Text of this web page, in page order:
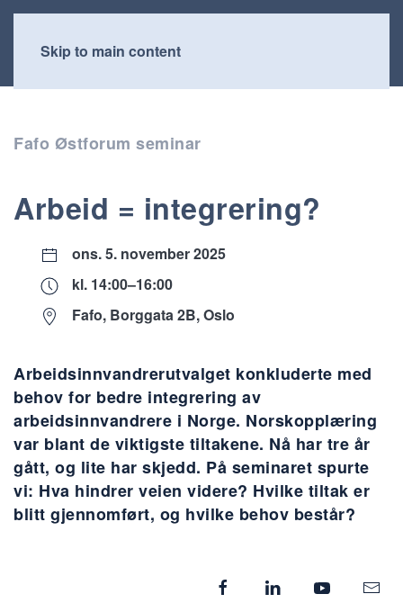
Skip to main content
Fafo Østforum seminar
Arbeid = integrering?
ons. 5. november 2025
kl. 14:00–16:00
Fafo, Borggata 2B, Oslo
Arbeidsinnvandrerutvalget konkluderte med
behov for bedre integrering av
arbeidsinnvandrere i Norge. Norskopplæring
var blant de viktigste tiltakene. Nå har tre år
gått, og lite har skjedd. På seminaret spurte
vi: Hva hindrer veien videre? Hvilke tiltak er
blitt gjennomført, og hvilke behov består?